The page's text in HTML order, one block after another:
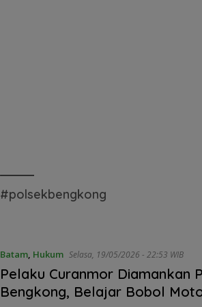
#polsekbengkong
Batam, Hukum Selasa, 19/05/2026 - 22:53 WIB
Pelaku Curanmor Diamankan
Bengkong, Belajar Bobol